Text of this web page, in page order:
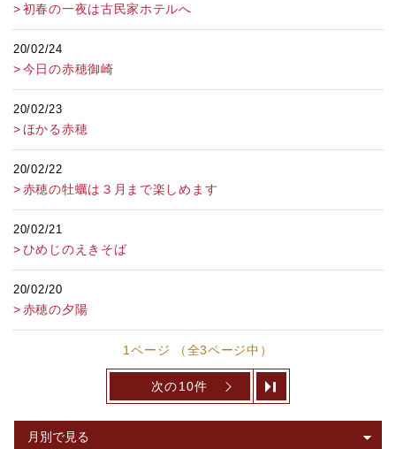
初春の一夜は古民家ホテルへ
20/02/24
今日の赤穂御崎
20/02/23
ほかる赤穂
20/02/22
赤穂の牡蠣は３月まで楽しめます
20/02/21
ひめじのえきそば
20/02/20
赤穂の夕陽
1ページ （全3ページ中）
次の10件